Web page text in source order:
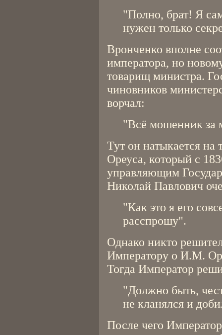
"Полно, брат! Я
нужен только
Вронченко вполне
императора, но
товарищ министра.
чиновников
ворчал:
"Всё мошенник за
Тут он натыкается
Ореуса, который с
управляющим
Николай Павлович
"Как это я его
расспрошу".
Однако никто
Императору о И.М.
Тогда Император
"Должно быть,
не кланялся и
После чего